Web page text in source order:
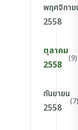
พฤศจิกาย
2558
ตุลาคม
2558
(9)
กันยายน
2558
(7)